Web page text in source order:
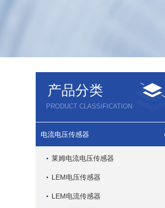
产品分类
PRODUCT CLASSIFICATION
电流电压传感器
莱姆电流电压传感器
LEM电压传感器
LEM电流传感器